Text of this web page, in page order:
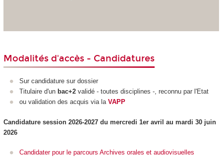
Modalités d'accès - Candidatures
Sur candidature sur dossier
Titulaire d'un bac+2 validé - toutes disciplines -, reconnu par l'Etat
ou validation des acquis via la VAPP
Candidature session 2026-2027 du mercredi 1er avril au mardi 30 juin
2026
Candidater pour le parcours Archives orales et audiovisuelles